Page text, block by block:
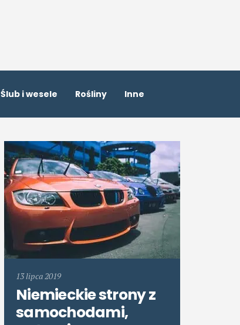
Ślub i wesele Rośliny Inne
13 lipca 2019
Niemieckie strony z
samochodami,